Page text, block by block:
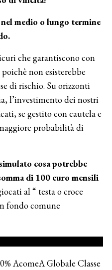
medio o lungo termine
che garantiscono con
non esisterebbe
di rischio. Su orizzonti
l’investimento dei nostri
se gestito con cautela e
probabilità di
cosa potrebbe
di 100 euro mensili
al “ testa o croce
fondo comune
AcomeA Globale Classe